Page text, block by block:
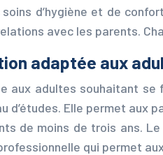
d’hygiène et de
avec les parents.
adaptée aux
aux adultes souhaitant
d’études. Elle permet
de moins de trois ans.
qui permet